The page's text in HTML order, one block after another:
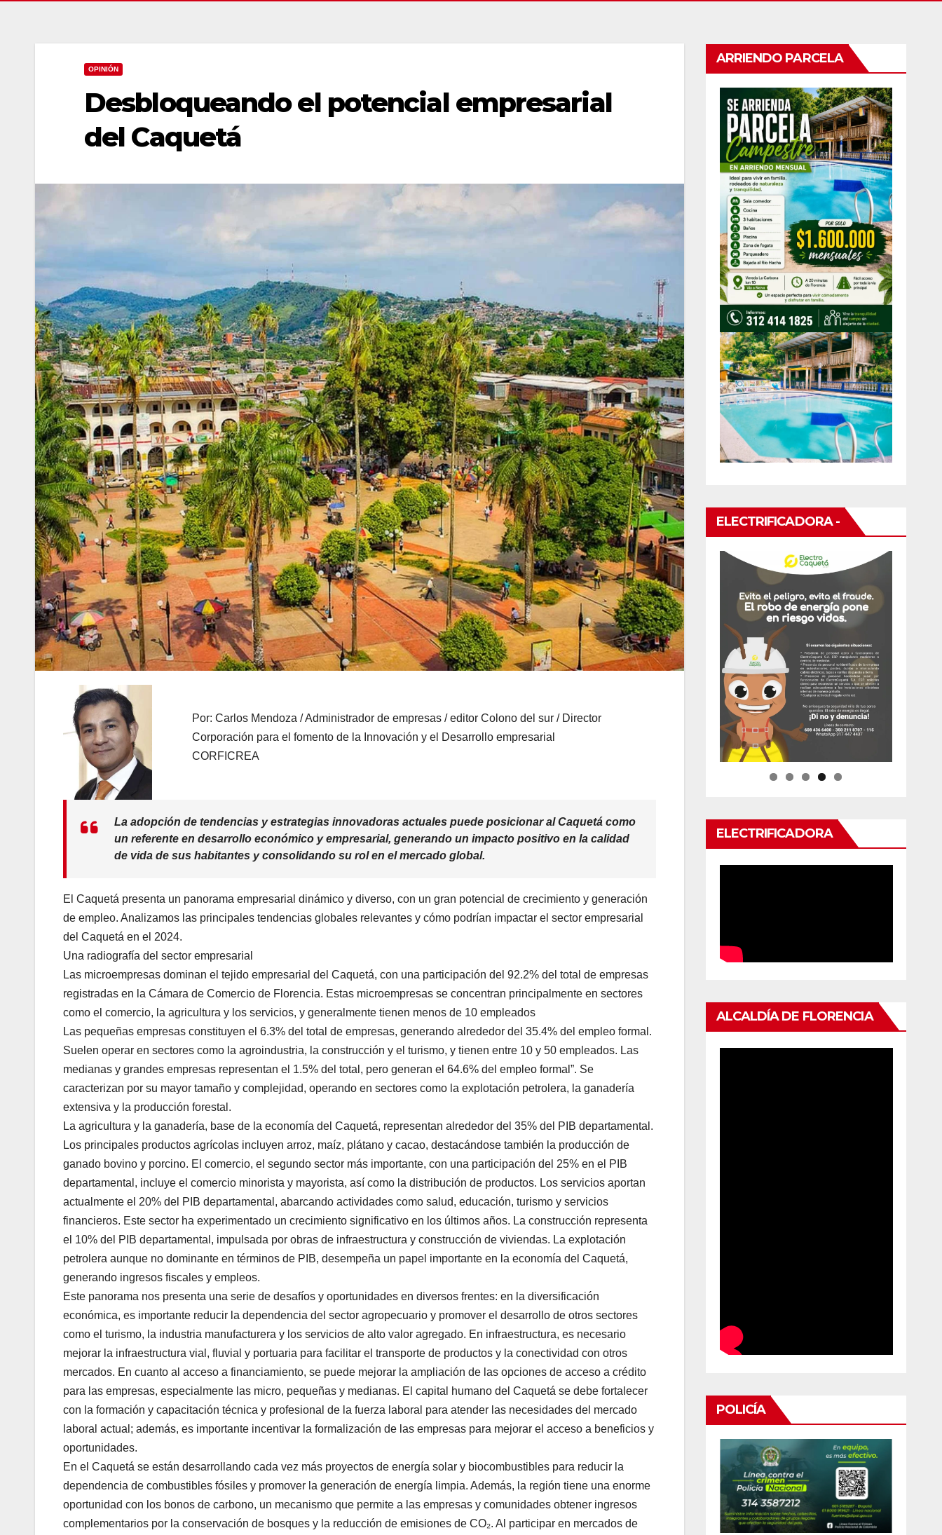
OPINIÓN
Desbloqueando el potencial empresarial
del Caquetá
Por: Carlos Mendoza / Administrador de empresas / editor Colono del sur / Director
Corporación para el fomento de la Innovación y el Desarrollo empresarial
CORFICREA
La adopción de tendencias y estrategias innovadoras actuales puede posicionar al Caquetá como
un referente en desarrollo económico y empresarial, generando un impacto positivo en la calidad
de vida de sus habitantes y consolidando su rol en el mercado global.
El Caquetá presenta un panorama empresarial dinámico y diverso, con un gran potencial de crecimiento y generación
de empleo. Analizamos las principales tendencias globales relevantes y cómo podrían impactar el sector empresarial
del Caquetá en el 2024.
Una radiografía del sector empresarial
Las microempresas dominan el tejido empresarial del Caquetá, con una participación del 92.2% del total de empresas
registradas en la Cámara de Comercio de Florencia. Estas microempresas se concentran principalmente en sectores
como el comercio, la agricultura y los servicios, y generalmente tienen menos de 10 empleados
Las pequeñas empresas constituyen el 6.3% del total de empresas, generando alrededor del 35.4% del empleo formal.
Suelen operar en sectores como la agroindustria, la construcción y el turismo, y tienen entre 10 y 50 empleados. Las
medianas y grandes empresas representan el 1.5% del total, pero generan el 64.6% del empleo formal”. Se
caracterizan por su mayor tamaño y complejidad, operando en sectores como la explotación petrolera, la ganadería
extensiva y la producción forestal.
La agricultura y la ganadería, base de la economía del Caquetá, representan alrededor del 35% del PIB departamental.
Los principales productos agrícolas incluyen arroz, maíz, plátano y cacao, destacándose también la producción de
ganado bovino y porcino. El comercio, el segundo sector más importante, con una participación del 25% en el PIB
departamental, incluye el comercio minorista y mayorista, así como la distribución de productos. Los servicios aportan
actualmente el 20% del PIB departamental, abarcando actividades como salud, educación, turismo y servicios
financieros. Este sector ha experimentado un crecimiento significativo en los últimos años. La construcción representa
el 10% del PIB departamental, impulsada por obras de infraestructura y construcción de viviendas. La explotación
petrolera aunque no dominante en términos de PIB, desempeña un papel importante en la economía del Caquetá,
generando ingresos fiscales y empleos.
Este panorama nos presenta una serie de desafíos y oportunidades en diversos frentes: en la diversificación
económica, es importante reducir la dependencia del sector agropecuario y promover el desarrollo de otros sectores
como el turismo, la industria manufacturera y los servicios de alto valor agregado. En infraestructura, es necesario
mejorar la infraestructura vial, fluvial y portuaria para facilitar el transporte de productos y la conectividad con otros
mercados. En cuanto al acceso a financiamiento, se puede mejorar la ampliación de las opciones de acceso a crédito
para las empresas, especialmente las micro, pequeñas y medianas. El capital humano del Caquetá se debe fortalecer
con la formación y capacitación técnica y profesional de la fuerza laboral para atender las necesidades del mercado
laboral actual; además, es importante incentivar la formalización de las empresas para mejorar el acceso a beneficios y
oportunidades.
En el Caquetá se están desarrollando cada vez más proyectos de energía solar y biocombustibles para reducir la
dependencia de combustibles fósiles y promover la generación de energía limpia. Además, la región tiene una enorme
oportunidad con los bonos de carbono, un mecanismo que permite a las empresas y comunidades obtener ingresos
complementarios por la conservación de bosques y la reducción de emisiones de CO₂. Al participar en mercados de
ARRIENDO PARCELA
ELECTRIFICADORA -
ELECTRIFICADORA
ALCALDÍA DE FLORENCIA
POLICÍA